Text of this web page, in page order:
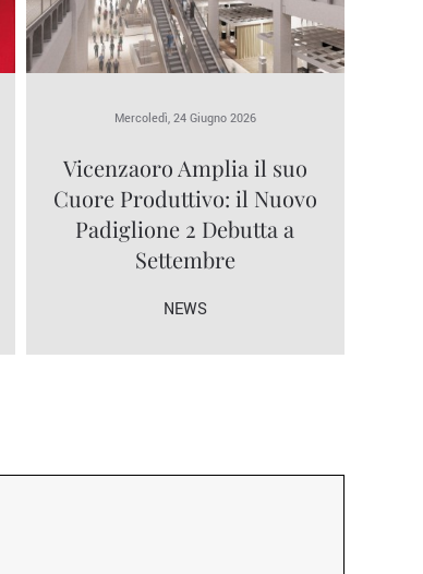
Mercoledì, 24 Giugno 2026
Vicenzaoro Amplia il suo
Cuore Produttivo: il Nuovo
Padiglione 2 Debutta a
Settembre
NEWS